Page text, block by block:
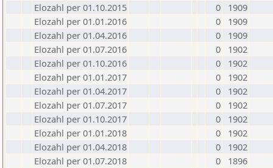
Elozahl per 01.10.2015
0
1909
Elozahl per 01.01.2016
0
1909
Elozahl per 01.04.2016
0
1909
Elozahl per 01.07.2016
0
1902
Elozahl per 01.10.2016
0
1902
Elozahl per 01.01.2017
0
1902
Elozahl per 01.04.2017
0
1902
Elozahl per 01.07.2017
0
1902
Elozahl per 01.10.2017
0
1902
Elozahl per 01.01.2018
0
1902
Elozahl per 01.04.2018
0
1902
Elozahl per 01.07.2018
0
1896